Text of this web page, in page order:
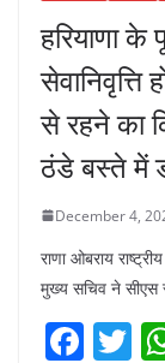
हरियाणा
सेवानिवृत्ति
से रहने का
ठंडे बस्ते में
December 4,
राणा ओबराय
मुख्य सचिव ने सीएस
F T